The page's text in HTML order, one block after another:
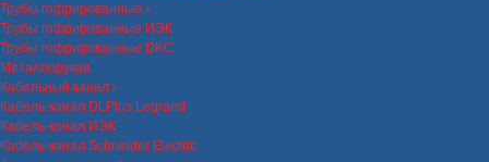
Трубы гофрированные
Трубы гофрированные ИЭК
Трубы гофрированные DKC
Металлорукав
Кабельный канал
Кабель-канал DLPlus Legrand
Кабель-канал ИЭК
Кабель-канал Schneider Electric